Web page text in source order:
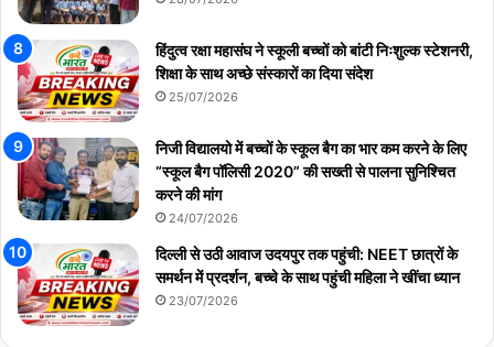
हिंदुत्व रक्षा महासंघ ने स्कूली बच्चों को बांटी निःशुल्क स्टेशनरी,
शिक्षा के साथ अच्छे संस्कारों का दिया संदेश
25/07/2026
निजी विद्यालयो में बच्चों के स्कूल बैग का भार कम करने के लिए
“स्कूल बैग पॉलिसी 2020” की सख्ती से पालना सुनिश्चित
करने की मांग
24/07/2026
दिल्ली से उठी आवाज उदयपुर तक पहुंची: NEET छात्रों के
समर्थन में प्रदर्शन, बच्चे के साथ पहुंची महिला ने खींचा ध्यान
23/07/2026